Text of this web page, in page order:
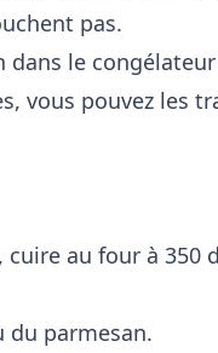
pas.
dans le
vous pouvez les
au four à 350
du parmesan.